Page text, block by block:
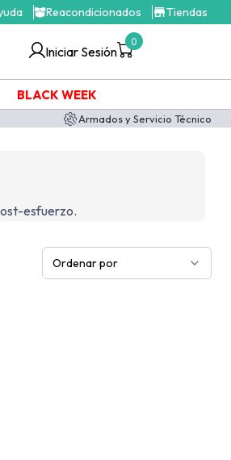
Reacondicionados Tiendas
Iniciar Sesión
0
BLACK WEEK
Armados y Servicio Técnico
esfuerzo.
Ordenar por